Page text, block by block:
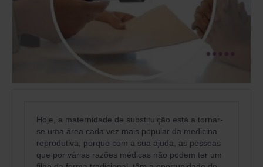
Hoje, a maternidade de substituição está a tornar-
se uma área cada vez mais popular da medicina
reprodutiva, porque com a sua ajuda, as pessoas
que por várias razões médicas não podem ter um